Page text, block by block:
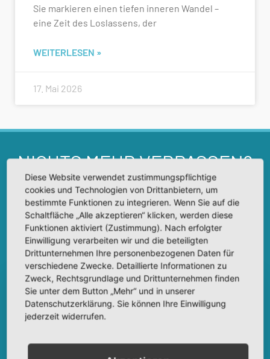
Sie markieren einen tiefen inneren Wandel –
eine Zeit des Loslassens, der
WEITERLESEN »
17. Mai 2026
NICHTS MEHR VERPASSEN?
Melde dich jetzt zu meinem Newsletter an. Auf dich
warten interessante Informationen für ein glücklicheres,
aktiveres und entspannteres Leben. Trage dazu einfach
deine E-Mail-Adresse in das Feld ein. Du kannst dich
jederzeit wieder abmelden.
Diese Website verwendet zustimmungspflichtige
cookies und Technologien von Drittanbietern, um
bestimmte Funktionen zu integrieren. Wenn Sie auf die
Schaltfläche „Alle akzeptieren“ klicken, werden diese
Funktionen aktiviert (Zustimmung). Nach erfolgter
Einwilligung verarbeiten wir und die beteiligten
Drittunternehmen Ihre personenbezogenen Daten für
verschiedene Zwecke. Detaillierte Informationen zu
Zweck, Rechtsgrundlage und Drittunternehmen finden
Sie unter dem Button „Mehr“ und in unserer
Datenschutzerklärung. Sie können Ihre Einwilligung
jederzeit widerrufen.